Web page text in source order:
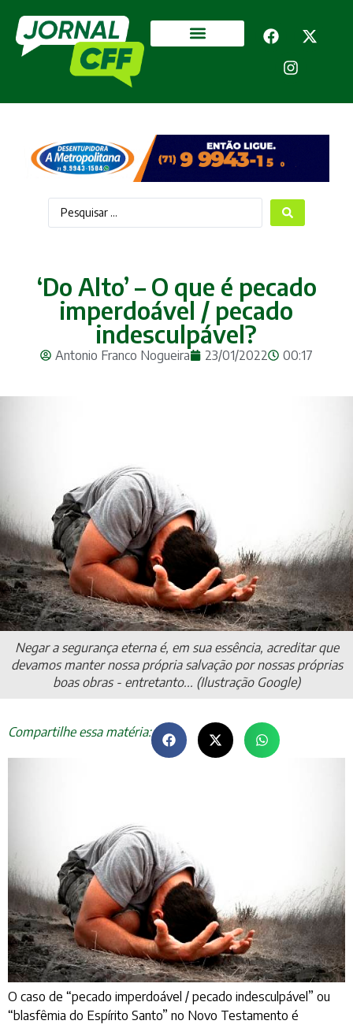
‘Do Alto’ – O que é pecado
imperdoável / pecado
indesculpável?
Antonio Franco Nogueira 23/01/2022 00:17
Negar a segurança eterna é, em sua essência, acreditar que
devamos manter nossa própria salvação por nossas próprias
boas obras - entretanto... (Ilustração Google)
Compartilhe essa matéria:
O caso de “pecado imperdoável / pecado indesculpável” ou
“blasfêmia do Espírito Santo” no Novo Testamento é